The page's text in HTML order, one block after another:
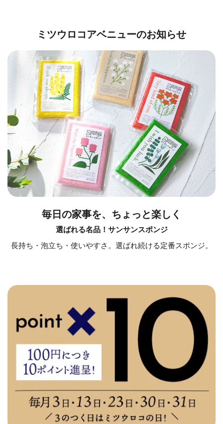
ミツウロコアベニューのお知らせ
毎日の家事を、ちょっと楽しく
選ばれる名品！サンサンスポンジ
長持ち・泡立ち・使いやすさ。選ばれ続ける定番スポンジ。